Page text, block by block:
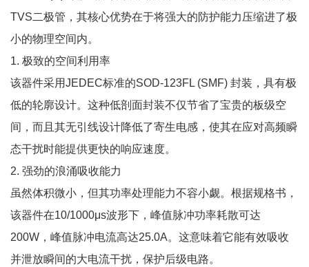
TVS二极管，其核心优势在于将强大的防护能力压缩进了极
小的物理空间内。
1. 极致的空间利用率
该器件采用JEDEC标准的SOD-123FL (SMF) 封装，具有极
低的轮廓设计。这种低剖面封装不仅节省了宝贵的板级空
间，而且其无引线设计降低了寄生电感，使其在应对高频瞬
态干扰时能提供更快的响应速度。
2. 强劲的浪涌吸收能力
虽然体积微小，但其功率处理能力不容小觑。根据规格书，
该器件在10/1000μs波形下，峰值脉冲功率耗散可达
200W，峰值脉冲电流高达25.0A。这意味着它能有效吸收
并泄放瞬间的大电流干扰，保护后级电路。